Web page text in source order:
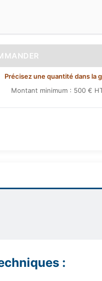
Précisez une quantité dans la
Montant minimum : 500 €
: